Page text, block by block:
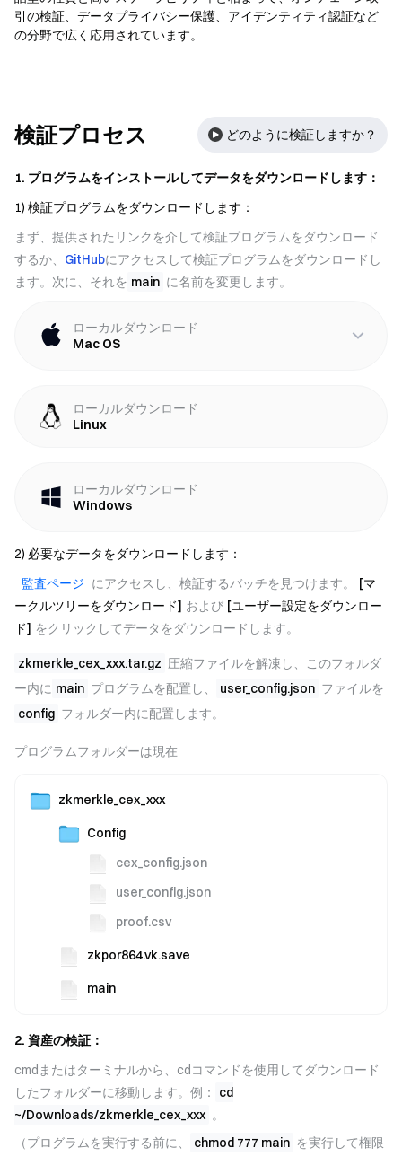
引の検証、データプライバシー保護、アイデンティティ認証など
の分野で広く応用されています。
検証プロセス どのように検証しますか？
1. プログラムをインストールしてデータをダウンロードします：
1) 検証プログラムをダウンロードします：
まず、提供されたリンクを介して検証プログラムをダウンロード
するか、 GitHubにアクセスして検証プログラムをダウンロードし
ます。次に、それを main に名前を変更します。
ローカルダウンロード
Mac OS
ローカルダウンロード
Linux
ローカルダウンロード
Windows
2) 必要なデータをダウンロードします：
監査ページ にアクセスし、検証するバッチを見つけます。
[マ
ークルツリーをダウンロード] および [ユーザー設定をダウンロー
ド] をクリックしてデータをダウンロードします。
zkmerkle_cex_xxx.tar.gz 圧縮ファイルを解凍し、このフォルダ
ー内に main プログラムを配置し、 user_config.json ファイルを
config フォルダー内に配置します。
プログラムフォルダーは現在
zkmerkle_cex_xxx
Config
cex_config.json
user_config.json
proof.csv
zkpor864.vk.save
main
2. 資産の検証：
cmdまたはターミナルから、cdコマンドを使用してダウンロード
したフォルダーに移動します。例：
cd
~/Downloads/zkmerkle_cex_xxx 。
（プログラムを実行する前に、
chmod 777 main を実行して権限